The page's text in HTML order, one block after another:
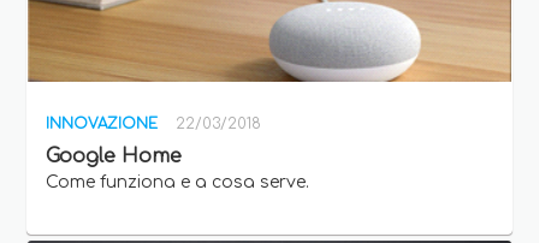
INNOVAZIONE 22/03/2018
Google Home
Come funziona e a cosa serve.